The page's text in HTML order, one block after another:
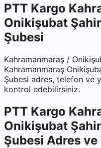
PTT Kargo
Onikişubat
Şubesi
Kahramanmaraş /
Kahramanmaraş
Şubesi adres, telefon ve
kontrol edebilirsiniz.
PTT Kargo
Onikişubat
Şubesi Adres